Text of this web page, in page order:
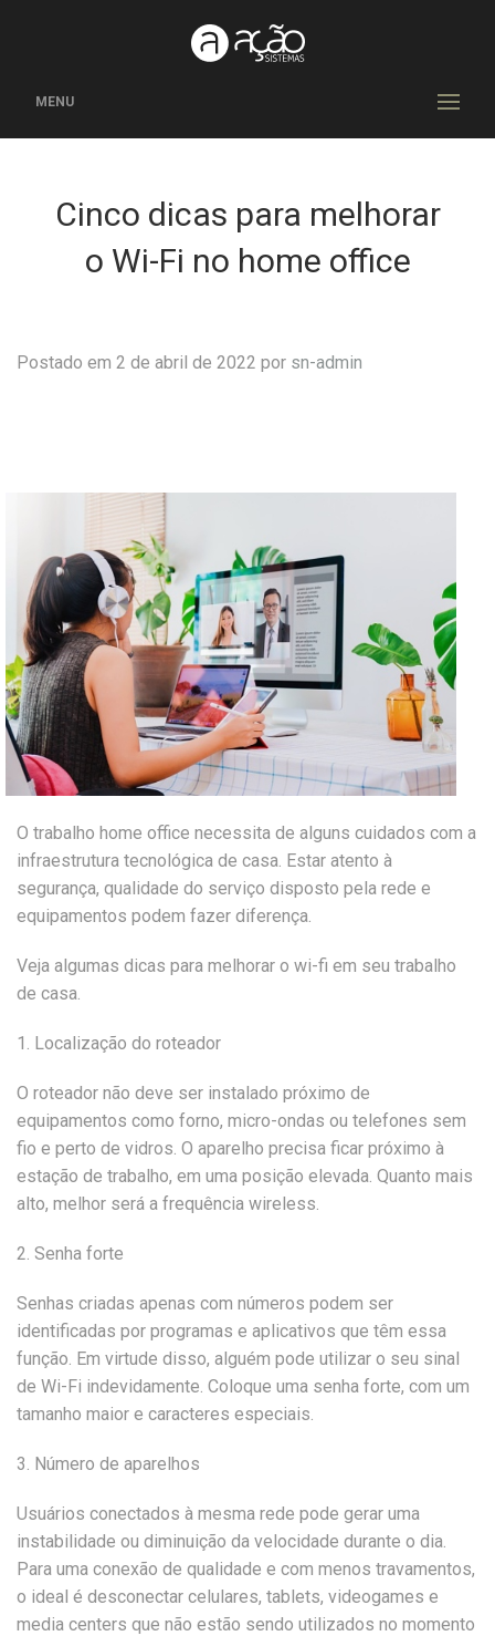
MENU
Cinco dicas para melhorar
o Wi-Fi no home office
Postado em 2 de abril de 2022 por sn-admin
O trabalho home office necessita de alguns cuidados com a
infraestrutura tecnológica de casa. Estar atento à
segurança, qualidade do serviço disposto pela rede e
equipamentos podem fazer diferença.
Veja algumas dicas para melhorar o wi-fi em seu trabalho
de casa.
1. Localização do roteador
O roteador não deve ser instalado próximo de
equipamentos como forno, micro-ondas ou telefones sem
fio e perto de vidros. O aparelho precisa ficar próximo à
estação de trabalho, em uma posição elevada. Quanto mais
alto, melhor será a frequência wireless.
2. Senha forte
Senhas criadas apenas com números podem ser
identificadas por programas e aplicativos que têm essa
função. Em virtude disso, alguém pode utilizar o seu sinal
de Wi-Fi indevidamente. Coloque uma senha forte, com um
tamanho maior e caracteres especiais.
3. Número de aparelhos
Usuários conectados à mesma rede pode gerar uma
instabilidade ou diminuição da velocidade durante o dia.
Para uma conexão de qualidade e com menos travamentos,
o ideal é desconectar celulares, tablets, videogames e
media centers que não estão sendo utilizados no momento